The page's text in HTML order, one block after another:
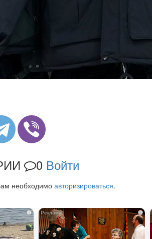
0 Войти
необходимо авторизироваться.
i i